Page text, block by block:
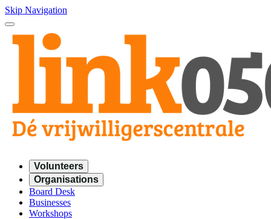
Skip Navigation
Volunteers
Organisations
Board Desk
Businesses
Workshops